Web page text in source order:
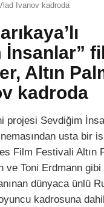
Ivanov kadroda
İnsanlar”
Altın
kadroda
projesi Sevdiğim
usta bir
Film Festivali Altın
ve Toni Erdmann gibi
dünyaca ünlü
kadrosuna